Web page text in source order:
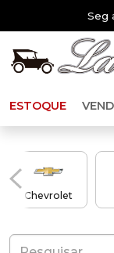
Seg
ESTOQUE
Chevrolet